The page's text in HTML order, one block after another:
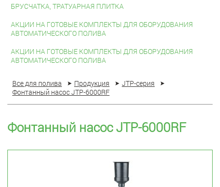
БРУСЧАТКА, ТРАТУАРНАЯ ПЛИТКА
АКЦИИ НА ГОТОВЫЕ КОМПЛЕКТЫ ДЛЯ ОБОРУДОВАНИЯ
АВТОМАТИЧЕСКОГО ПОЛИВА
АКЦИИ НА ГОТОВЫЕ КОМПЛЕКТЫ ДЛЯ ОБОРУДОВАНИЯ
АВТОМАТИЧЕСКОГО ПОЛИВА
Все для полива Продукция
JTP-серия
Фонтанный насос JTP-6000RF
Фонтанный насос JTP-6000RF